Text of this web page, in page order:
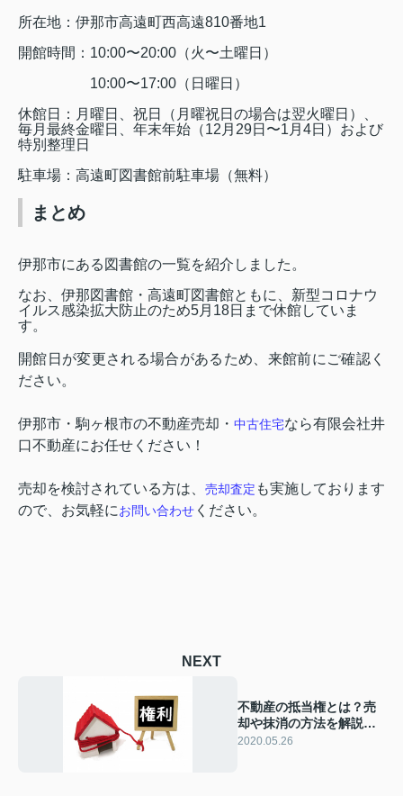
所在地：伊那市高遠町西高遠810番地1
開館時間： 10:00〜20:00 （火〜土曜日）
10:00〜17:00 （日曜日）
休館日：月曜日、祝日（月曜祝日の場合は翌火曜日）、
毎月最終金曜日、年末年始（12 月 29日〜1 月 4日）および
特別整理日
駐車場：高遠町図書館前駐車場（無料）
まとめ
伊那市にある図書館の一覧を紹介しました。
なお、伊那図書館・高遠町図書館ともに、新型コロナウ
イルス感染拡大防止のため5月 18日まで休館していま
す。
開館日が変更される場合があるため、来館前にご確認く
ださい。
伊那市・駒ヶ根市の不動産売却・ 中古住宅なら有限会社井
口不動産にお任せください！
売却を検討されている方は、 売却査定 も実施しております
ので、お気軽にお問い合わせ ください。
NEXT
不動産の抵当権とは？売
却や抹消の方法を解説し
ます
2020.05.26